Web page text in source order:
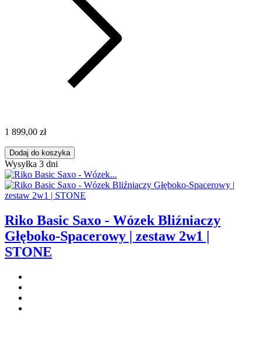
1 899,00 zł
Dodaj do koszyka
Wysyłka 3 dni
Riko Basic Saxo - Wózek Bliźniaczy
Głęboko-Spacerowy | zestaw 2w1 |
STONE